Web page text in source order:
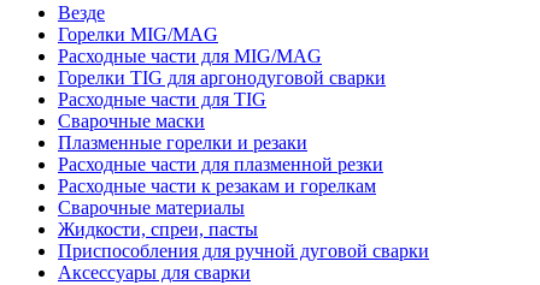
Везде
Горелки MIG/MAG
Расходные части для MIG/MAG
Горелки TIG для аргонодуговой сварки
Расходные части для TIG
Сварочные маски
Плазменные горелки и резаки
Расходные части для плазменной резки
Расходные части к резакам и горелкам
Сварочные материалы
Жидкости, спреи, пасты
Приспособления для ручной дуговой сварки
Аксессуары для сварки